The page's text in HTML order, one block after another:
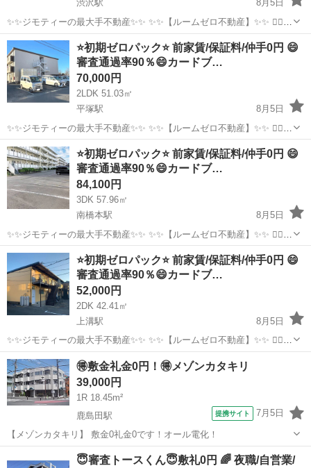
渋沢駅
8月5日
✨✨ジモティーの最大手不動産✨✨ ✨✨【ルームゼロ不動産】✨✨ 🙇‍♂️
🙇‍♂️賃貸の成約件数800件を突破❗️❗️ 🏆🏆🏆🏆🏆🏆🏆🏆🏆🏆🏆🏆 サービ
ス開始からたくさんのお客様に 高評価を頂いて...
神奈川 秦野市 渋沢駅 マンション 物件
⭐️初期ゼロパック⭐️ 前家賃/保証料/仲手0円 😄
審査通過率90％😄カードブ…
70,000円
2LDK 51.03㎡
平塚駅
8月5日
✨✨ジモティーの最大手不動産✨✨ ✨✨【ルームゼロ不動産】✨✨ 🙇‍♂️
🙇‍♂️賃貸の成約件数800件を突破❗️❗️ 🏆🏆🏆🏆🏆🏆🏆🏆🏆🏆🏆🏆 サービ
ス開始からたくさんのお客様に 高評価を頂いて...
神奈川 平塚市 平塚駅 マンション 物件
⭐️初期ゼロパック⭐️ 前家賃/保証料/仲手0円 😄
審査通過率90％😄カードブ…
84,100円
3DK 57.96㎡
南橋本駅
8月5日
✨✨ジモティーの最大手不動産✨✨ ✨✨【ルームゼロ不動産】✨✨ 🙇‍♂️
🙇‍♂️賃貸の成約件数800件を突破❗️❗️ 🏆🏆🏆🏆🏆🏆🏆🏆🏆🏆🏆🏆 サービ
ス開始からたくさんのお客様に 高評価を頂いて...
神奈川 相模原市 南橋本駅 マンション 物件
⭐️初期ゼロパック⭐️ 前家賃/保証料/仲手0円 😄
審査通過率90％😄カードブ…
52,000円
2DK 42.41㎡
上溝駅
8月5日
✨✨ジモティーの最大手不動産✨✨ ✨✨【ルームゼロ不動産】✨✨ 🙇‍♂️
🙇‍♂️賃貸の成約件数800件を突破❗️❗️ 🏆🏆🏆🏆🏆🏆🏆🏆🏆🏆🏆🏆 サービ
ス開始からたくさんのお客様に 高評価を頂いて...
神奈川 相模原市 上溝駅 マンション 物件
🉐敷金礼金0円！🉐メゾンカタキリ
39,000円
1R 18.45m²
鹿島田駅
提携サイト 7月5日
【メゾンカタキリ】 敷金0礼金0です！オール電化！
川崎市 鹿島田駅 マンション
😇審査トースくん😇敷礼0円 🌈 夜職/自営業/